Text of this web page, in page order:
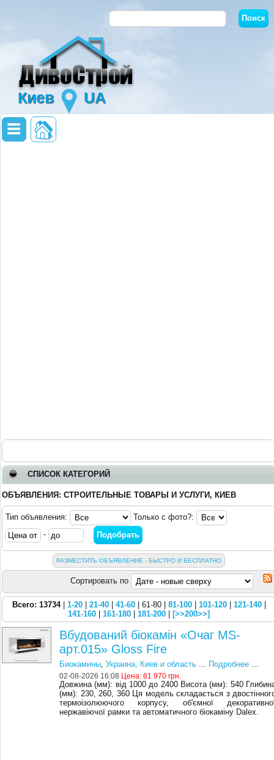
Киев UA
СПИСОК КАТЕГОРИЙ
ОБЪЯВЛЕНИЯ: СТРОИТЕЛЬНЫЕ ТОВАРЫ И УСЛУГИ, КИЕВ
Тип объявления:
Только с фото?:
-
РАЗМЕСТИТЬ ОБЪЯВЛЕНИЕ - БЫСТРО И БЕСПЛАТНО
Сортировать по
Всего: 13734| 1-20| 21-40| 41-60| 61-80 | 81-100| 101-120| 121-140|
141-160
161-180 181-200 [>>200>>]
Вбудований біокамін «Очаг MS-
арт.015» Gloss Fire
Биокамины,Украина, Киев и область ... Подробнее ...
02-08-2026 16:08 Цена:61 970 грн.
Довжина (мм): від 1000 до 2400 Висота (мм): 540
(мм): 230, 260, 360 Ця модель складається з
термоізолюючого корпусу, об'ємної
нержавіючої рамки та автоматичного біокаміну Dalex.